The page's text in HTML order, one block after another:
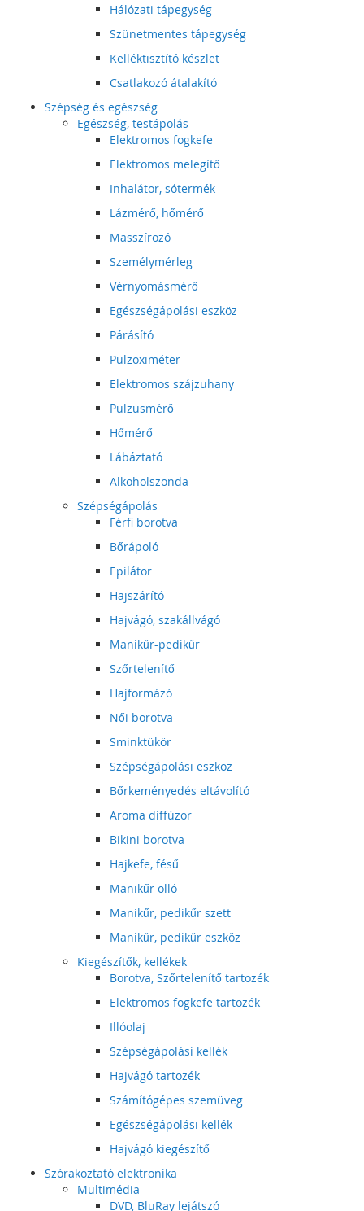
Hálózati tápegység
Szünetmentes tápegység
Kelléktisztító készlet
Csatlakozó átalakító
Szépség és egészség
Egészség, testápolás
Elektromos fogkefe
Elektromos melegítő
Inhalátor, sótermék
Lázmérő, hőmérő
Masszírozó
Személymérleg
Vérnyomásmérő
Egészségápolási eszköz
Párásító
Pulzoximéter
Elektromos szájzuhany
Pulzusmérő
Hőmérő
Lábáztató
Alkoholszonda
Szépségápolás
Férfi borotva
Bőrápoló
Epilátor
Hajszárító
Hajvágó, szakállvágó
Manikűr-pedikűr
Szőrtelenítő
Hajformázó
Női borotva
Sminktükör
Szépségápolási eszköz
Bőrkeményedés eltávolító
Aroma diffúzor
Bikini borotva
Hajkefe, fésű
Manikűr olló
Manikűr, pedikűr szett
Manikűr, pedikűr eszköz
Kiegészítők, kellékek
Borotva, Szőrtelenítő tartozék
Elektromos fogkefe tartozék
Illóolaj
Szépségápolási kellék
Hajvágó tartozék
Számítógépes szemüveg
Egészségápolási kellék
Hajvágó kiegészítő
Szórakoztató elektronika
Multimédia
DVD, BluRay lejátszó